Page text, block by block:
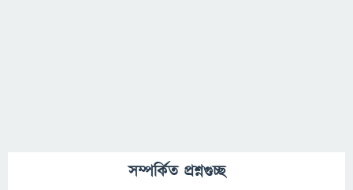
সম্পর্কিত প্রশ্নগুচ্ছ